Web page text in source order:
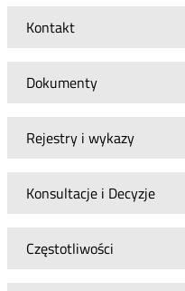
Kontakt
Dokumenty
Rejestry i wykazy
Konsultacje i Decyzje
Częstotliwości